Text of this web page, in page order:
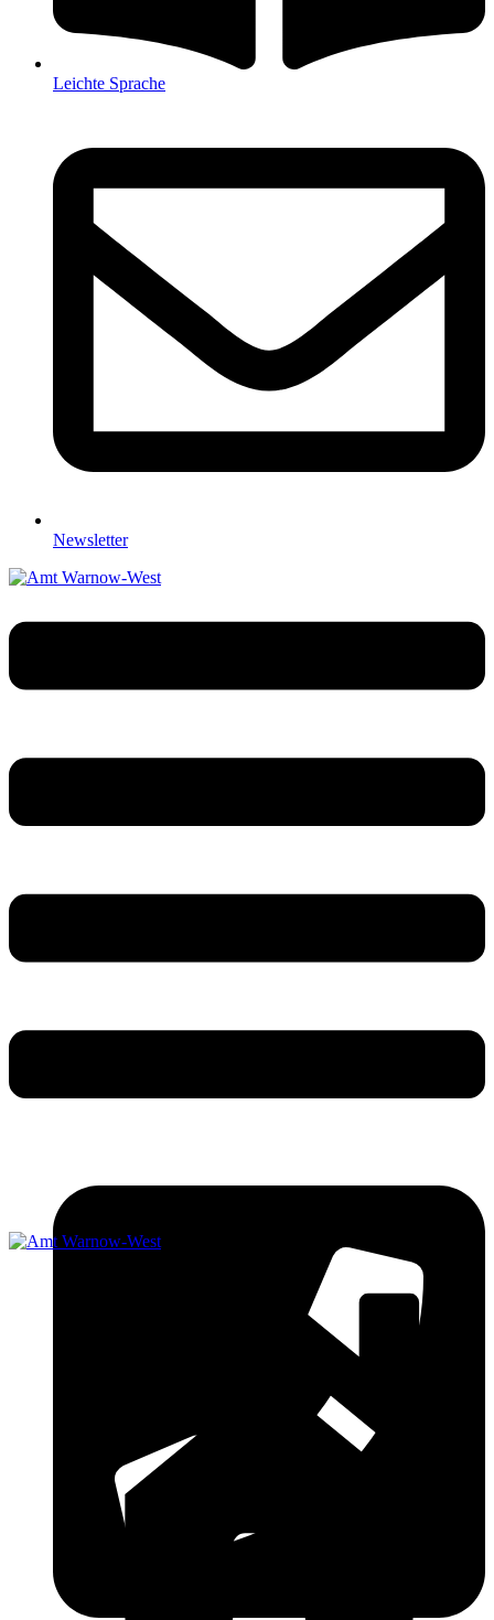
Leichte Sprache
Newsletter